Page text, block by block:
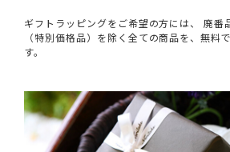
ギフトラッピングをご希望の方には、 廃番
（特別価格品）を除く全ての商品を、無料
す。